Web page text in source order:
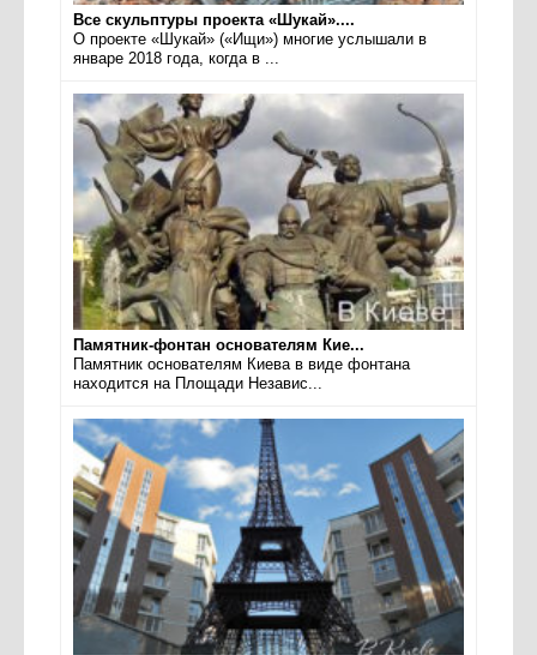
Все скульптуры проекта «Шукай»....
О проекте «Шукай» («Ищи») многие услышали в
январе 2018 года, когда в ...
Памятник-фонтан основателям Кие...
Памятник основателям Киева в виде фонтана
находится на Площади Независ...